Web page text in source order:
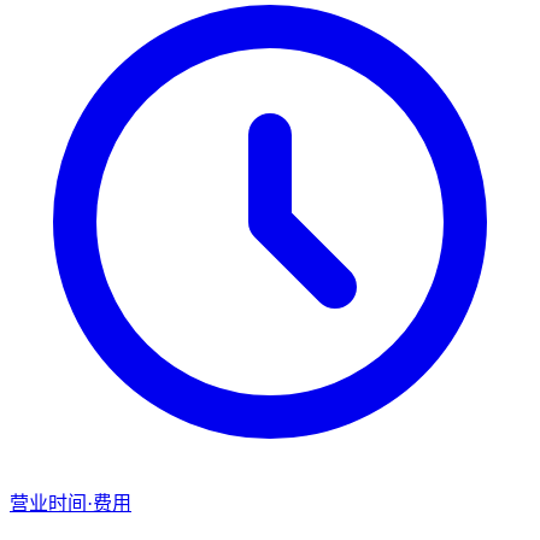
营业时间·费用